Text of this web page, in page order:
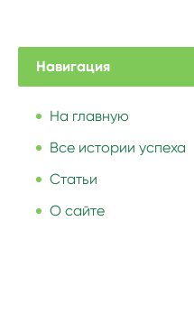
Навигация
На главную
Все истории успеха
Статьи
О сайте